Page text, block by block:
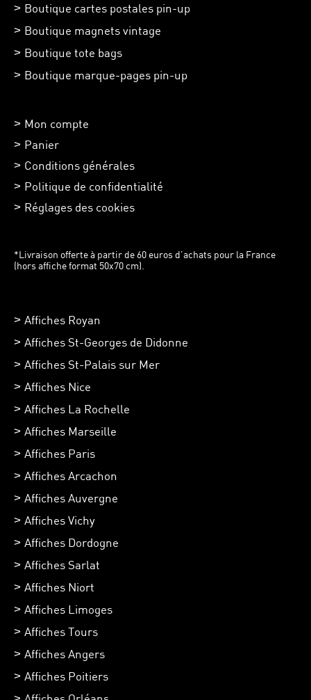
Boutique cartes postales pin-up
Boutique magnets vintage
Boutique tote bags
Boutique marque-pages pin-up
Mon compte
Panier
Conditions générales
Politique de confidentialité
Réglages des cookies
*Livraison offerte à partir de 60 euros d’achats pour la France
(hors affiche format 50x70 cm).
Affiches Royan
Affiches St-Georges de Didonne
Affiches St-Palais sur Mer
Affiches Nice
Affiches La Rochelle
Affiches Marseille
Affiches Paris
Affiches Arcachon
Affiches Auvergne
Affiches Vichy
Affiches Dordogne
Affiches Sarlat
Affiches Niort
Affiches Limoges
Affiches Tours
Affiches Angers
Affiches Poitiers